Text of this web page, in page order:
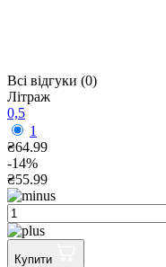
Всі відгуки (0)
Літраж
0,5
1
₴64.99
-14%
₴55.99
Купити